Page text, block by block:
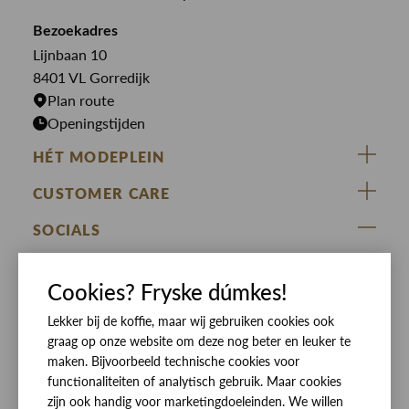
Bekijk alle merken >
Jurken
Rokken
T-shirts
Bezoekadres
Lijnbaan 10
8401 VL Gorredijk
Plan route
Openingstijden
HÉT MODEPLEIN
ZIJ VAN RINSMA
DE HEEREN VAN RINSMA
RINSMA.CONCEPTS
Eten en drinken
Openingstijden
Werken bij RINSMA
CUSTOMER CARE
Veelgestelde vragen
Betaalmethoden
Bezorgen
Contact
Reviews
SOCIALS
Cookies? Fryske dúmkes!
Lekker bij de koffie, maar wij gebruiken cookies ook
graag op onze website om deze nog beter en leuker te
maken. Bijvoorbeeld technische cookies voor
functionaliteiten of analytisch gebruik. Maar cookies
zijn ook handig voor marketingdoeleinden. We willen